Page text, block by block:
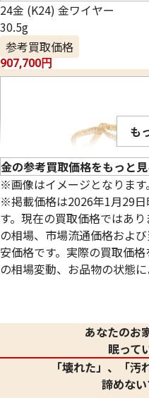
24金 (K24) 金ワイヤー
30.5g
参考買取価格
907,700円
も
金の参考買取価格をもっと
※画像はイメージとなります。
※掲載価格は2026年1月29
す。現在の買取価格ではあ
の相場、市場流通価格およ
安価格です。実際の買取価
の相場変動、お品物の状態に
あなたのお
眠って
「壊れた」、「
諦めない